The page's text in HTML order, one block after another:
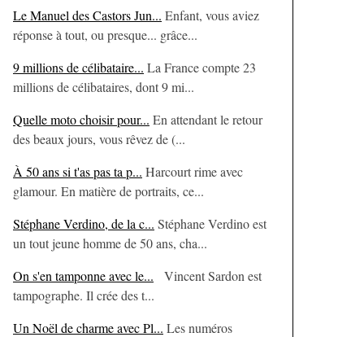
Le Manuel des Castors Jun... Enfant, vous aviez
réponse à tout, ou presque... grâce...
9 millions de célibataire... La France compte 23
millions de célibataires, dont 9 mi...
Quelle moto choisir pour... En attendant le retour
des beaux jours, vous rêvez de (...
À 50 ans si t'as pas ta p... Harcourt rime avec
glamour. En matière de portraits, ce...
Stéphane Verdino, de la c... Stéphane Verdino est
un tout jeune homme de 50 ans, cha...
On s'en tamponne avec le...
Vincent Sardon est
tampographe. Il crée des t...
Un Noël de charme avec Pl... Les numéros